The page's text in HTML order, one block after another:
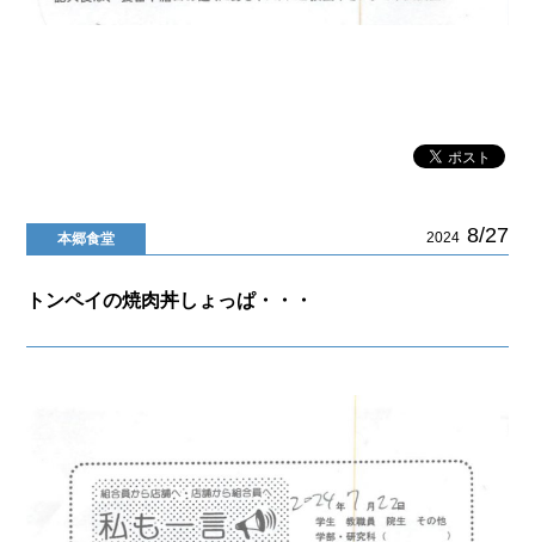
本郷食堂 2024 8/27
トンペイの焼肉丼しょっぱ・・・